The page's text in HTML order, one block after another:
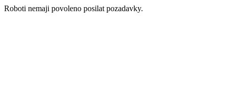
Roboti nemaji povoleno posilat pozadavky.